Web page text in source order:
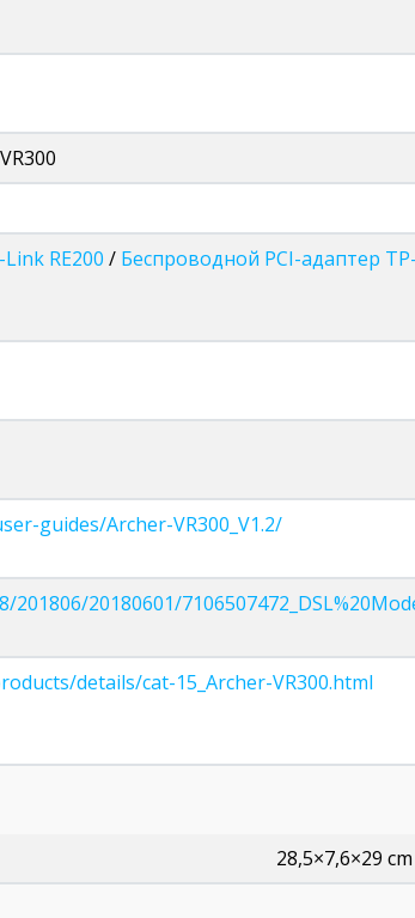
RE200 / Беспроводной PCI-адаптер
guides/Archer-VR300_V1.2/
20180601/
details/cat-15_Archer-VR300.html
28,5×7,6×29 cm